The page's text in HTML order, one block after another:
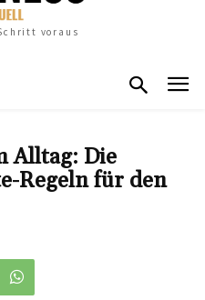
voraus
Alltag: Die
Regeln für den